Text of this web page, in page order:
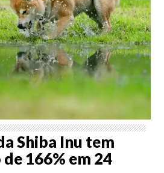
Shiba Inu tem
166% em 24